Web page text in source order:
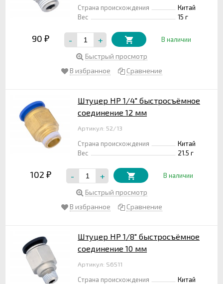
Страна происхождения
Китай
Вес
15 г
90 ₽ - + В наличии
Быстрый просмотр
В избранное
Сравнение
Штуцер НР 1/4" быстросъёмное
соединение 12 мм
Артикул: 52/13
Страна происхождения
Китай
Вес
21.5 г
102 ₽ - + В наличии
Быстрый просмотр
В избранное
Сравнение
Штуцер НР 1/8" быстросъёмное
соединение 10 мм
Артикул: S6511
Страна происхождения
Китай